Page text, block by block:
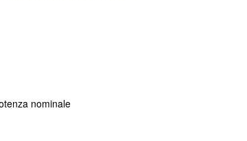
nominale